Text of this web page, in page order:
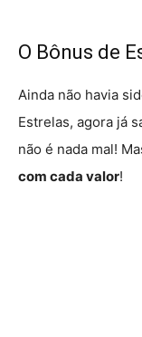
O Bônus de
Ainda não havia
Estrelas, agora já
não é nada mal!
com cada valor!